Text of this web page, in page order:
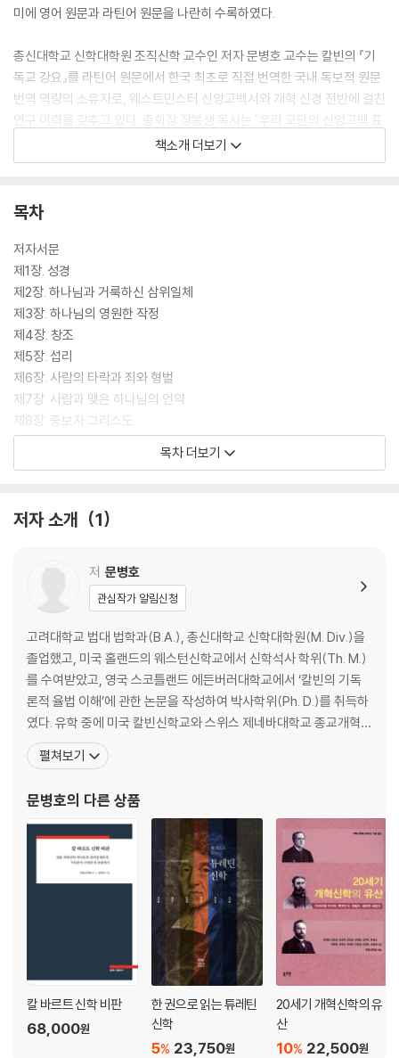
미에 영어 원문과 라틴어 원문을 나란히 수록하였다.
총신대학교 신학대학원 조직신학 교수인 저자 문병호 교수는 칼빈의 『기
독교 강요』를 라틴어 원문에서 한국 최초로 직접 번역한 국내 독보적 원문
번역 역량의 소유자로, 웨스트민스터 신앙고백서와 개혁 신경 전반에 걸친
연구 이력을 갖추고 있다. 총회장 장봉생 목사는 "우리 교단의 신앙고백 표
준문서를 교단 신학자의 손으로 원문에서 직접 번역하고 해설했다는 사실
만으로도 이 책은 교단 목회자와 성도 모두에게 반드시 갖추어야 할 책"이
학생, 그리고 신앙의 뿌리를 깊게 내리고자 하는 모든 성도에게 귀한 자료
책소개 더보기
목차
저자서문
제1장. 성경
제2장. 하나님과 거룩하신 삼위일체
제3장. 하나님의 영원한 작정
제4장. 창조
제5장. 섭리
제6장. 사람의 타락과 죄와 형벌
제7장. 사람과 맺은 하나님의 언약
제8장. 중보자 그리스도
제9장. 자유의지
제13장. 성화
제15장. 생명에 이르는 회개
제17장. 성도의 견인
제18장. 은혜와 구원에 대한 확신
제19장. 하나님의 율법
제20장. 그리스도인의 자유와 양심의 자유
제21장. 경건한 예배와 안식일
제22장. 합법적 맹세와 서원
제23장. 국가 위정자
제24장. 결혼과 이혼
제26장. 성도의 교제
제27장. 성례
제28장. 세례
제29장. 주의 만찬
제33장. 최후 심판
부록. 웨스트민스터 신앙고백서
한글·영어·라틴어 대조표
목차 더보기
저자 소개 1
저 문병호
관심작가 알림신청
고려대학교 법대 법학과(B.A.), 총신대학교 신학대학원(M. Div.)을
졸업했고, 미국 홀랜드의 웨스턴신학교에서 신학석사 학위(Th. M.)
를 수여받았고, 영국 스코틀랜드 에든버러대학교에서 ‘칼빈의 기독
론적 율법 이해’에 관한 논문을 작성하여 박사학위(Ph. D.)를 취득하
였다. 유학 중에 미국 칼빈신학교와 스위스 제네바대학교 종교개혁센
터에서 공부하고 연구하였다. 현재 총신대학교 신학대학원 조직신학
교수로서 기독론, 신학서론, 칼빈신학, 라틴어를 가르치고 있으며, 십
나시우스, 어거스틴, 알렉산드리아의 키릴
펼쳐보기
문병호의 다른 상품
칼 바르트 신학 비판
68,000원
한 권으로 읽는 튜레틴
신학
23,750원
5%
20세기 개혁신학의 유
산
22,500원
10%